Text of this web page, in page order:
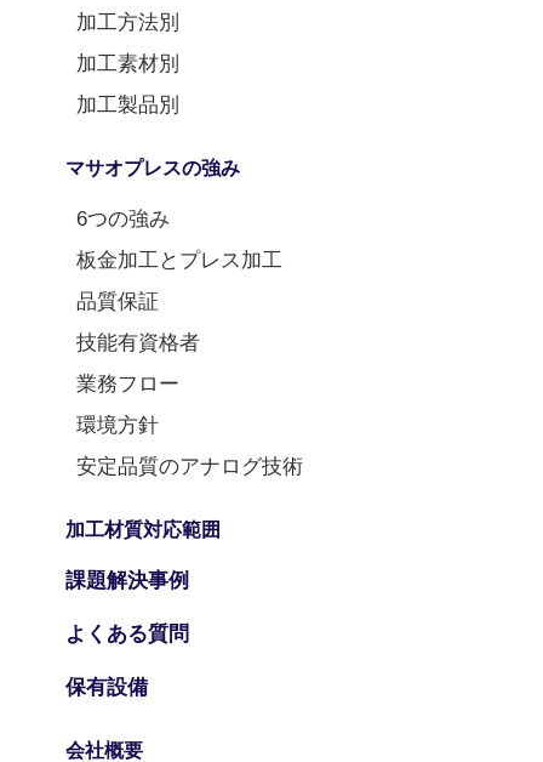
加工方法別
加工素材別
加工製品別
マサオプレスの強み
6つの強み
板金加工とプレス加工
品質保証
技能有資格者
業務フロー
環境方針
安定品質のアナログ技術
加工材質対応範囲
課題解決事例
よくある質問
保有設備
会社概要